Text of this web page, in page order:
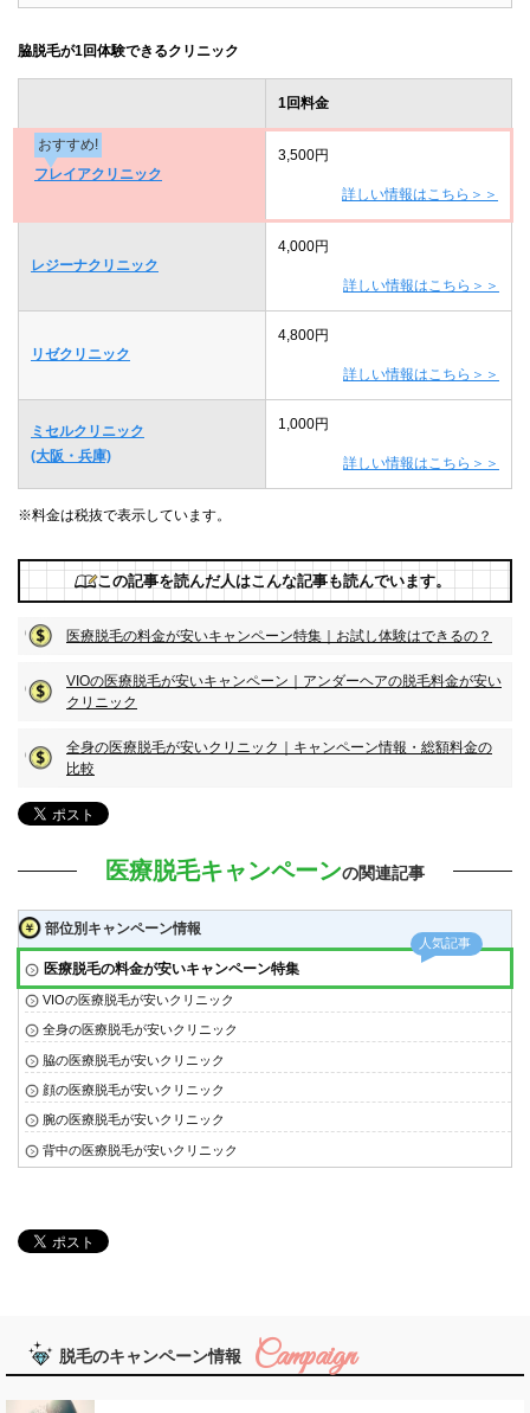
脇脱毛が1回体験できるクリニック
1回料金
おすすめ!
フレイアクリニック
3,500円
詳しい情報はこちら＞＞
レジーナクリニック
4,000円
詳しい情報はこちら＞＞
リゼクリニック
4,800円
詳しい情報はこちら＞＞
ミセルクリニック
(大阪・兵庫)
1,000円
詳しい情報はこちら＞＞
※料金は税抜で表示しています。
この記事を読んだ人はこんな記事も読んでいます。
医療脱毛の料金が安いキャンペーン特集｜お試し体験はできるの？
VIOの医療脱毛が安いキャンペーン｜アンダーヘアの脱毛料金が安い
クリニック
全身の医療脱毛が安いクリニック｜キャンペーン情報・総額料金の
比較
医療脱毛キャンペーンの関連記事
部位別キャンペーン情報
医療脱毛の料金が安いキャンペーン特集
VIOの医療脱毛が安いクリニック
全身の医療脱毛が安いクリニック
脇の医療脱毛が安いクリニック
顔の医療脱毛が安いクリニック
腕の医療脱毛が安いクリニック
背中の医療脱毛が安いクリニック
脱毛のキャンペーン情報